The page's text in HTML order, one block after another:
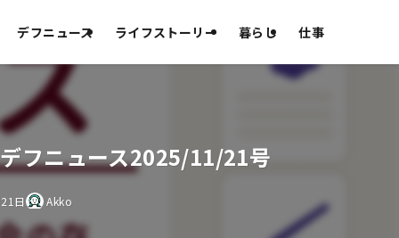
デフニュース ライフストーリー 暮らし 仕事
フニュース2025/11/21号
日 Akko